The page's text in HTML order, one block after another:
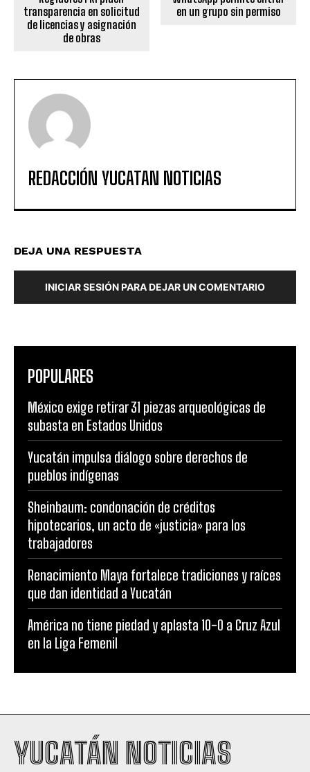
transparencia en solicitud
de licencias y asignación
de obras
en un grupo sin permiso
REDACCIÓN YUCATAN NOTICIAS
DEJA UNA RESPUESTA
INICIAR SESIÓN PARA DEJAR UN COMENTARIO
POPULARES
México exige retirar 31 piezas arqueológicas de
subasta en Estados Unidos
Yucatán impulsa diálogo sobre derechos de
pueblos indígenas
Sheinbaum: condonación de créditos
hipotecarios, un acto de «justicia» para los
trabajadores
Renacimiento Maya fortalece tradiciones y raíces
que dan identidad a Yucatán
América no tiene piedad y aplasta 10-0 a Cruz Azul
en la Liga Femenil
YUCATÁN NOTICIAS